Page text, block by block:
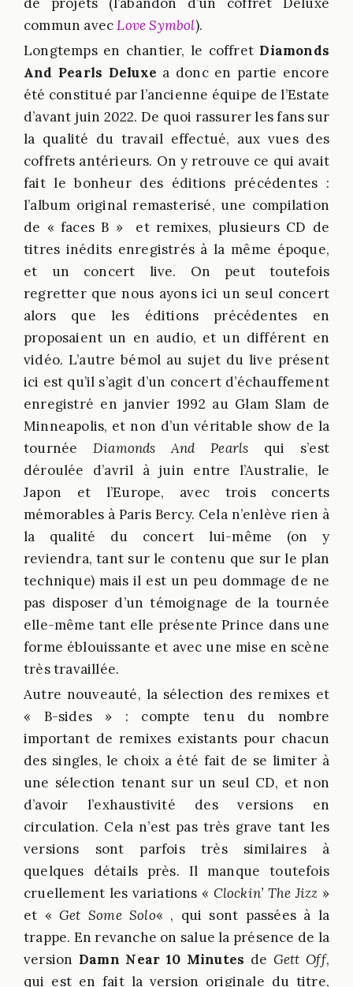
commun avecLove Symbol).
Longtemps en chantier, le coffret Diamonds
And Pearls Deluxe a donc en partie encore
été constitué par l’ancienne équipe de l’Estate
d’avant juin 2022. De quoi rassurer les fans sur
la qualité du travail effectué, aux vues des
coffrets antérieurs. On y retrouve ce qui avait
fait le bonheur des éditions précédentes :
l’album original remasterisé, une compilation
de « faces B » et remixes, plusieurs CD de
titres inédits enregistrés à la même époque,
et un concert live. On peut toutefois
regretter que nous ayons ici un seul concert
alors que les éditions précédentes en
proposaient un en audio, et un différent en
vidéo. L’autre bémol au sujet du live présent
ici est qu’il s’agit d’un concert d’échauffement
enregistré en janvier 1992 au Glam Slam de
Minneapolis, et non d’un véritable show de la
tournée Diamonds And Pearls qui s’est
déroulée d’avril à juin entre l’Australie, le
Japon et l’Europe, avec trois concerts
mémorables à Paris Bercy. Cela n’enlève rien à
la qualité du concert lui-même (on y
reviendra, tant sur le contenu que sur le plan
technique) mais il est un peu dommage de ne
pas disposer d’un témoignage de la tournée
elle-même tant elle présente Prince dans une
forme éblouissante et avec une mise en scène
très travaillée.
Autre nouveauté, la sélection des remixes et
« B-sides » : compte tenu du nombre
important de remixes existants pour chacun
des singles, le choix a été fait de se limiter à
une sélection tenant sur un seul CD, et non
d’avoir l’exhaustivité des versions en
circulation. Cela n’est pas très grave tant les
versions sont parfois très similaires à
quelques détails près. Il manque toutefois
cruellement les variations « Clockin’ The Jizz »
et «Get Some Solo« , qui sont passées à la
trappe. En revanche on salue la présence de la
version Damn Near 10 Minutes de Gett Off,
qui est en fait la version originale du titre,